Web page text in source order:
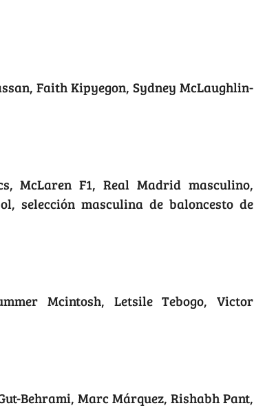
Faith Kipyegon, Sydney McLaughlin-
McLaren F1, Real Madrid masculino,
selección masculina de baloncesto de
Mcintosh, Letsile Tebogo, Victor
Behrami, Marc Márquez, Rishabh Pant,